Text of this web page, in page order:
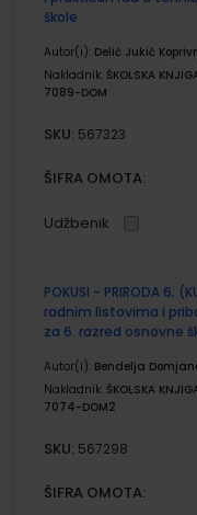
škole
Autor(i): Delić Jukić
Nakladnik: ŠKOLSKA
7089-DOM
SKU: 567323
ŠIFRA OMOTA:
Udžbenik
POKUSI - PRIRODA 6;
radnim listovima i
za 6. razred osnovne
Autor(i): Bendelja
Nakladnik: ŠKOLSKA
7074-DOM2
SKU: 567298
ŠIFRA OMOTA: